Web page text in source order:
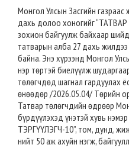
Монгол Улсын Засгийн
дахь долоо хоногийг “ТАТВАР
зохион байгуулж байхаар
татварын алба 27 дахь
байна. Энэ хүрээнд Монгол
нэр төртэй биелүүлж
төлөгчдөд шагнал гардуулах
өнөөдөр /2026.05.04/ Төрийн
Татвар төлөгчдийн өдрөөр
бүрдүүлэхэд үнэтэй хувь нэмэр
ТЭРГҮҮЛЭГЧ-10”, том, дунд,
нийт 50 аж ахуйн нэгж,